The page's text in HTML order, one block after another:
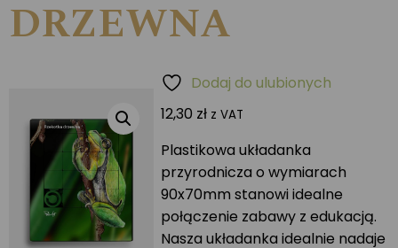
DRZEWNA
12,30 zł z VAT
Plastikowa układanka
przyrodnicza o wymiarach
90x70mm stanowi idealne
połączenie zabawy z edukacją.
Nasza układanka idealnie nadaje
Dodaj do ulubionych